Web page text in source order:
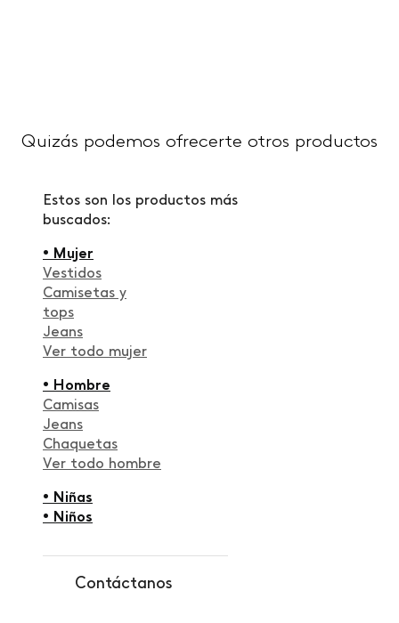
Quizás podemos ofrecerte otros productos
Estos son los productos más
buscados:
• Mujer
Vestidos
Camisetas y
tops
Jeans
Ver todo mujer
• Hombre
Camisas
Jeans
Chaquetas
Ver todo hombre
• Niñas
• Niños
Contáctanos